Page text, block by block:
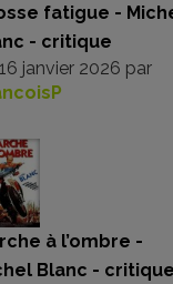
fatigue -
- critique
16 janvier 2026 par
à l’ombre -
Blanc - critique